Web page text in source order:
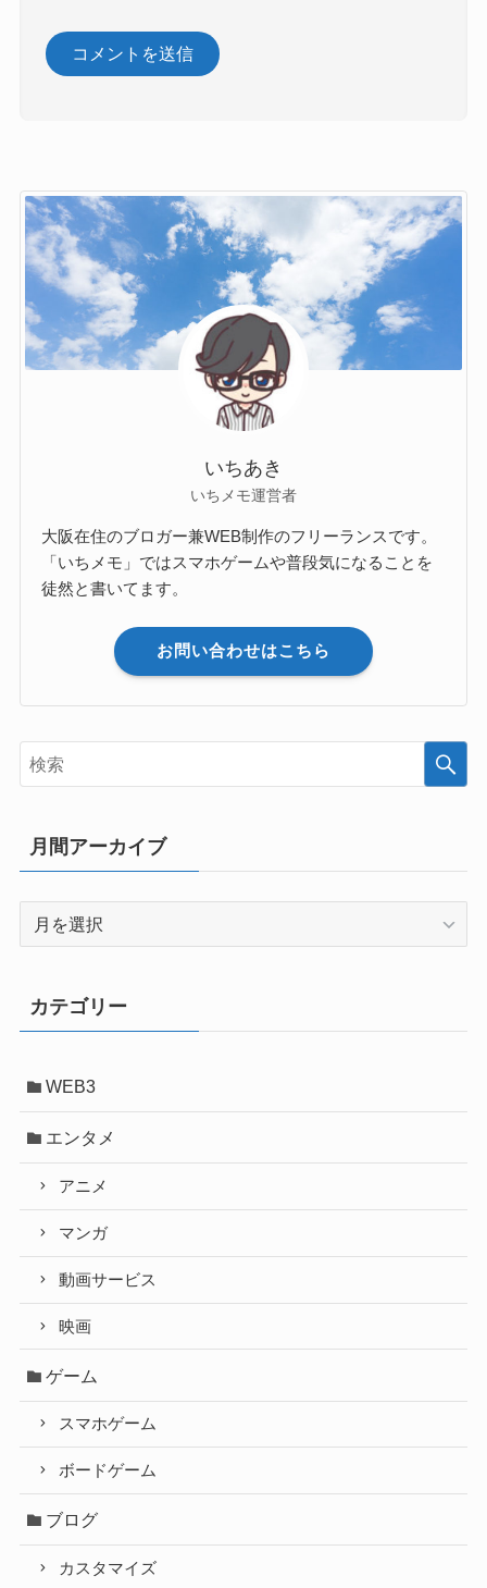
いちあき
いちメモ運営者
大阪在住のブロガー兼WEB制作のフリーランスです。
「いちメモ」ではスマホゲームや普段気になることを
徒然と書いてます。
お問い合わせはこちら
月間アーカイブ
カ
ブ
カテゴリー
WEB3
エンタメ
アニメ
マンガ
動画サービス
映画
ゲーム
スマホゲーム
ボードゲーム
ブログ
カスタマイズ